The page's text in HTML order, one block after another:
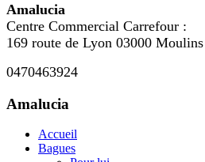
Amalucia
Centre Commercial Carrefour :
169 route de Lyon 03000 Moulins
0470463924
Amalucia
Accueil
Bagues